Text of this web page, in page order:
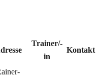
Trainer/-
in
Kontakt